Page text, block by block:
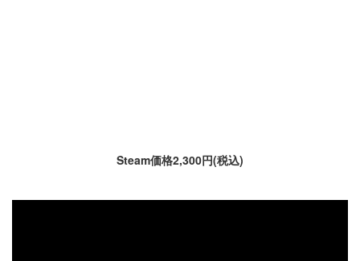
Steam価格2,300円(税込)